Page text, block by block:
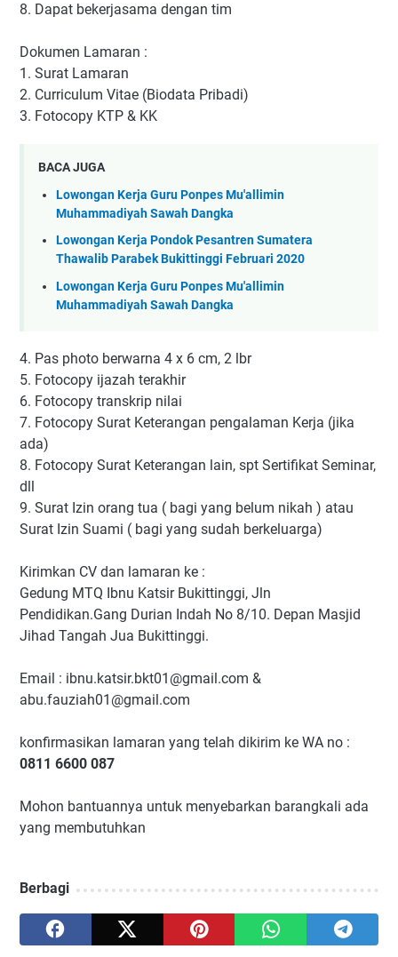
8. Dapat bekerjasama dengan tim
Dokumen Lamaran :
1. Surat Lamaran
2. Curriculum Vitae (Biodata Pribadi)
3. Fotocopy KTP & KK
BACA JUGA
Lowongan Kerja Guru Ponpes Mu'allimin
Muhammadiyah Sawah Dangka
Lowongan Kerja Pondok Pesantren Sumatera
Thawalib Parabek Bukittinggi Februari 2020
Lowongan Kerja Guru Ponpes Mu'allimin
Muhammadiyah Sawah Dangka
4. Pas photo berwarna 4 x 6 cm, 2 lbr
5. Fotocopy ijazah terakhir
6. Fotocopy transkrip nilai
7. Fotocopy Surat Keterangan pengalaman Kerja (jika
ada)
8. Fotocopy Surat Keterangan lain, spt Sertifikat Seminar,
dll
9. Surat Izin orang tua ( bagi yang belum nikah ) atau
Surat Izin Suami ( bagi yang sudah berkeluarga)
Kirimkan CV dan lamaran ke :
Gedung MTQ Ibnu Katsir Bukittinggi, Jln
Pendidikan.Gang Durian Indah No 8/10. Depan Masjid
Jihad Tangah Jua Bukittinggi.
Email : ibnu.katsir.bkt01@gmail.com &
abu.fauziah01@gmail.com
konfirmasikan lamaran yang telah dikirim ke WA no :
0811 6600 087
Mohon bantuannya untuk menyebarkan barangkali ada
yang membutuhkan
Berbagi